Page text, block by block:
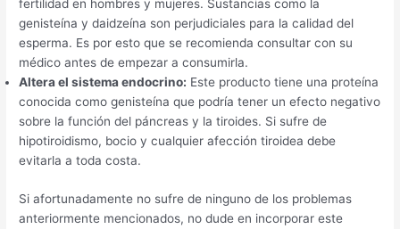
fertilidad en hombres y mujeres. Sustancias como la
genisteína y daidzeína son perjudiciales para la calidad del
esperma. Es por esto que se recomienda consultar con su
médico antes de empezar a consumirla.
Altera el sistema endocrino: Este producto tiene una proteína
conocida como genisteína que podría tener un efecto negativo
sobre la función del páncreas y la tiroides. Si sufre de
hipotiroidismo, bocio y cualquier afección tiroidea debe
evitarla a toda costa.
Si afortunadamente no sufre de ninguno de los problemas
anteriormente mencionados, no dude en incorporar este